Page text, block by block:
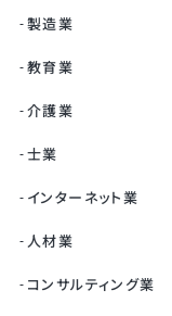
製造業
教育業
介護業
士業
インターネット業
人材業
コンサルティング業